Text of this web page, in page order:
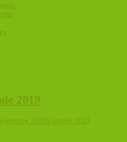
2019
20196 janvier 2021